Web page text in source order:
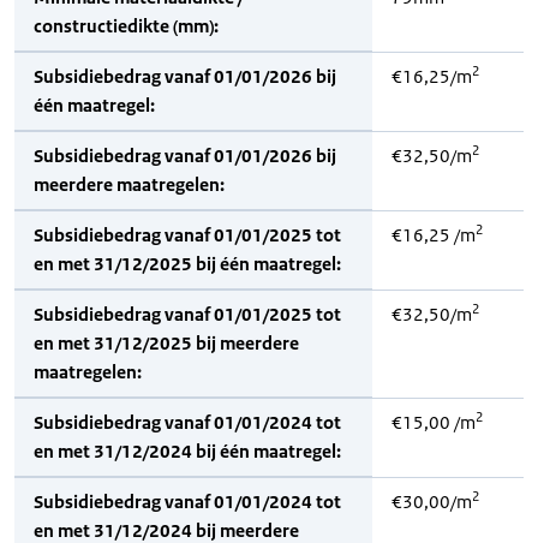
constructiedikte (mm):
Subsidiebedrag vanaf 01/01/2026 bij
één maatregel:
€16,25/m2
Subsidiebedrag vanaf 01/01/2026 bij
meerdere maatregelen:
€32,50/m2
Subsidiebedrag vanaf 01/01/2025 tot
en met 31/12/2025 bij één maatregel:
€16,25 /m2
Subsidiebedrag vanaf 01/01/2025 tot
en met 31/12/2025 bij meerdere
maatregelen:
€32,50/m2
Subsidiebedrag vanaf 01/01/2024 tot
en met 31/12/2024 bij één maatregel:
€15,00 /m2
Subsidiebedrag vanaf 01/01/2024 tot
en met 31/12/2024 bij meerdere
€30,00/m2